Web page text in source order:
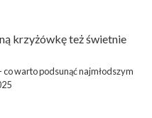
krzyżówkęteż świetnie
warto podsunąć najmłodszym